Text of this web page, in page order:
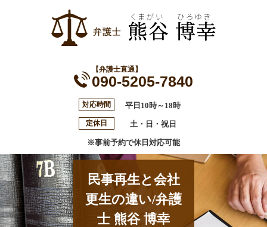
【弁護士直通】
090-5205-7840
対応時間 平日10時～18時
定休日 土・日・祝日
※事前予約で休日対応可能
民事再生と会社
更生の違い/弁護
士 熊谷 博幸